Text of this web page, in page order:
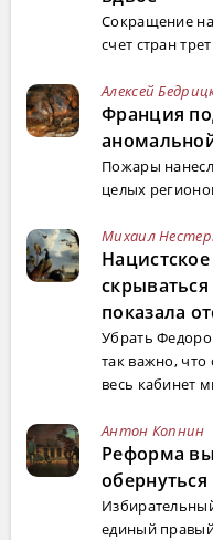
Сокращение
счет стран
Алексей
Франция
Пожары
целых
Михаил
показала
Убрать
так важно, что
весь кабинет
Антон Копнин
Реформа
единый